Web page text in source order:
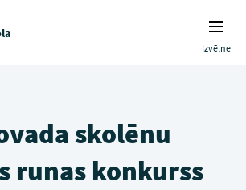
Izvēlne
skolēnu
runas konkurss